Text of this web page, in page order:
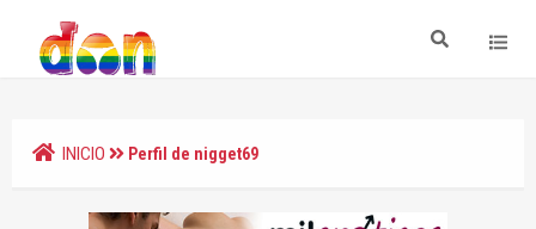
INICIO Perfil de nigget69